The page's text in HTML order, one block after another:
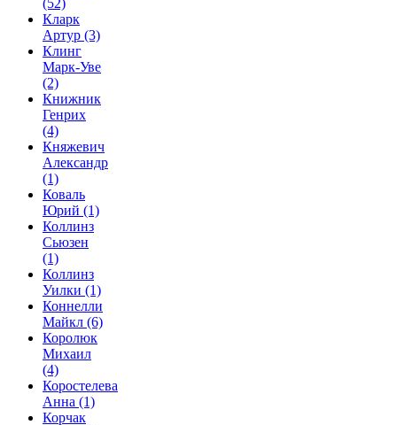
(52)
Кларк
Артур (3)
Клинг
Марк-Уве
(2)
Книжник
Генрих
(4)
Княжевич
Александр
(1)
Коваль
Юрий (1)
Коллинз
Сьюзен
(1)
Коллинз
Уилки (1)
Коннелли
Майкл (6)
Королюк
Михаил
(4)
Коростелева
Анна (1)
Корчак